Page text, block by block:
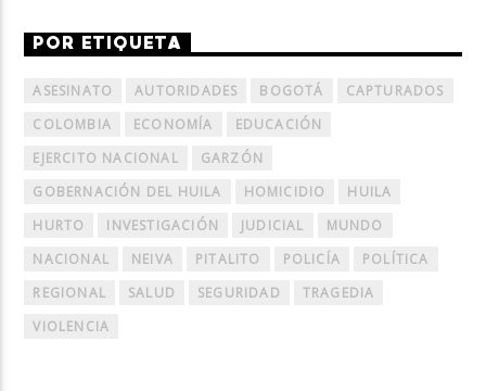
POR ETIQUETA
ASESINATO AUTORIDADES BOGOTÁ
CAPTURADOS
COLOMBIA
ECONOMÍA
EDUCACIÓN
EJERCITO NACIONAL
GARZÓN
GOBERNACIÓN DEL HUILA
HOMICIDIO
HUILA
HURTO
INVESTIGACIÓN JUDICIAL
MUNDO
NACIONAL
NEIVA PITALITO POLICÍA
POLÍTICA
REGIONAL
SALUD SEGURIDAD
TRAGEDIA
VIOLENCIA